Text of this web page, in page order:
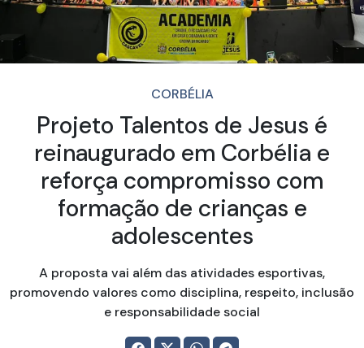
CORBÉLIA
Projeto Talentos de Jesus é
reinaugurado em Corbélia e
reforça compromisso com
formação de crianças e
adolescentes
A proposta vai além das atividades esportivas,
promovendo valores como disciplina, respeito, inclusão
e responsabilidade social